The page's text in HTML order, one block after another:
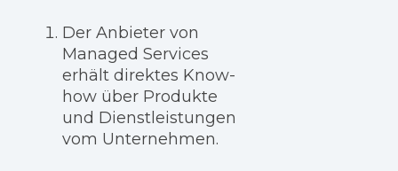
Der Anbieter von
Managed Services
erhält direktes Know-
how über Produkte
und Dienstleistungen
vom Unternehmen.